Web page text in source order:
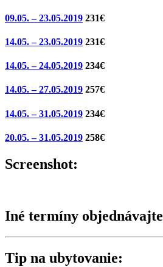
09.05. – 23.05.2019 231€
14.05. – 23.05.2019 231€
14.05. – 24.05.2019 234€
14.05. – 27.05.2019 257€
14.05. – 31.05.2019 234€
20.05. – 31.05.2019 258€
Screenshot:
Iné termíny objednávajte
Tip na ubytovanie: